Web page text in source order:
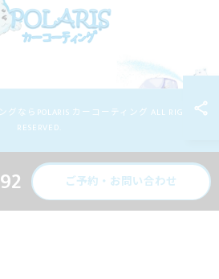
ご予約・お問い合わせ
ならPOLARIS カーコーティング ALL RIGHTS
RESERVED.